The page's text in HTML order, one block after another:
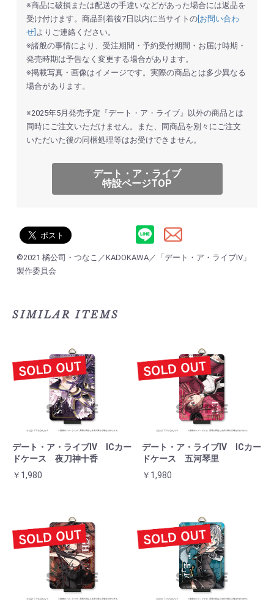
※商品に破損または配送の手違いなどがあった場合には返品を
受け付けます。商品到着後7日以内に当サイトの[お問い合わ
せ] よりご連絡ください。
※諸般の事情により、受注期間・予約受付期間・お届け時期・
発売時期は予告なく変更する場合があります。
※掲載写真・画像はイメージです。実際の商品とは多少異なる
場合があります。
※2025年5月発売予定『デート・ア・ライブ』以外の商品とは
同時にご注文いただけません。また、同商品を別々にご注文
いただいた後の同梱処理等はお受けできません。
デート・ア・ライブ
特設ページTOP
©2021 橘公司・つなこ／KADOKAWA／「デート・ア・ライブⅣ」
製作委員会
SIMILAR ITEMS
デート・ア・ライブⅣ ICカー
ドケース 夜刀神十香
￥1,980
デート・ア・ライブⅣ ICカー
ドケース 五河琴里
￥1,980